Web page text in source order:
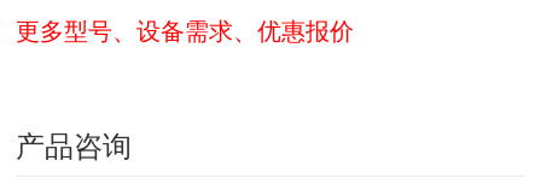
更多型号、设备需求、优惠报价
产品咨询